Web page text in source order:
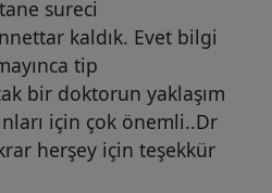
sureci
kaldık. Evet bilgi
tip
bir doktorun yaklaşım
için çok önemli..Dr
herşey için teşekkür